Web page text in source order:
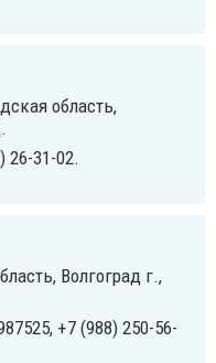
область,
26-31-02.
Волгоград г.,
+7 (988) 250-56-